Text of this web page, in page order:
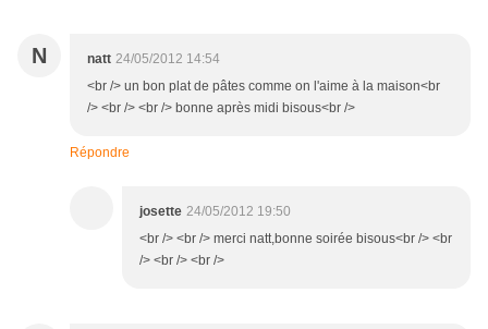
N natt 24/05/2012 14:54
<br /> un bon plat de pâtes comme on l'aime à la maison<br
/> <br /> <br /> bonne après midi bisous<br />
Répondre
josette 24/05/2012 19:50
<br /> <br /> merci natt,bonne soirée bisous<br /> <br
/> <br /> <br />